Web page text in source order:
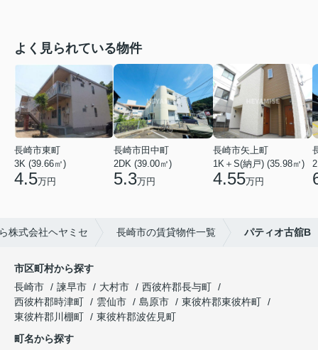
よく見られている物件
長崎市東町
3K (39.66㎡)
4.5万円
長崎市田中町
2DK (39.00㎡)
5.3万円
長崎市矢上町
1K＋S(納戸) (35.98㎡)
4.55万円
株式会社ヘヤミセ 長崎市の賃貸物件一覧 パティオ古舘B
市区町村から探す
長崎市
諫早市 大村市
西彼杵郡長与町
西彼杵郡時津町
雲仙市 島原市
東彼杵郡東彼杵町
東彼杵郡川棚町
東彼杵郡波佐見町
町名から探す